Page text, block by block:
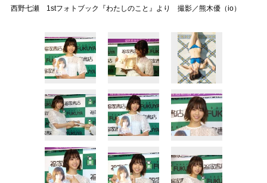
西野七瀬 1stフォトブック『わたしのこと』より 撮影／熊木優（io）